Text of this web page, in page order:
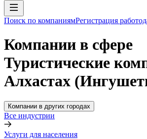
Поиск по компаниямРегистрация
Компании в сфере
Туристические
Алхастах
Компании в других городах
Все индустрии
Услуги для населения